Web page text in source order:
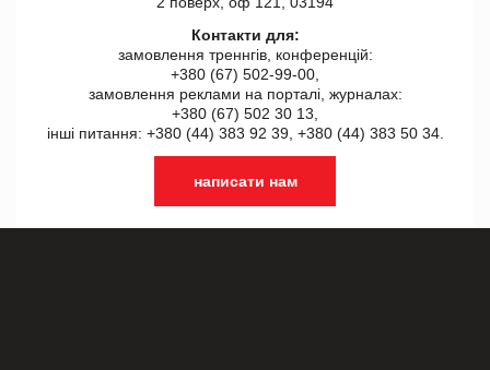
Контакти для:
замовлення треннгів, конференцій:
+380 (67) 502-99-00,
замовлення реклами на порталі, журналах:
+380 (67) 502 30 13,
інші питання: +380 (44) 383 92 39, +380 (44) 383 50 34.
написати нам